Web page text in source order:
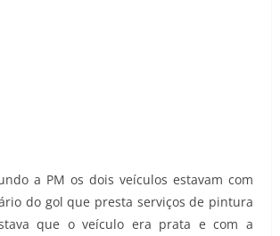
a PM os dois veículos estavam com
do gol que presta serviços de pintura
que o veículo era prata e com a